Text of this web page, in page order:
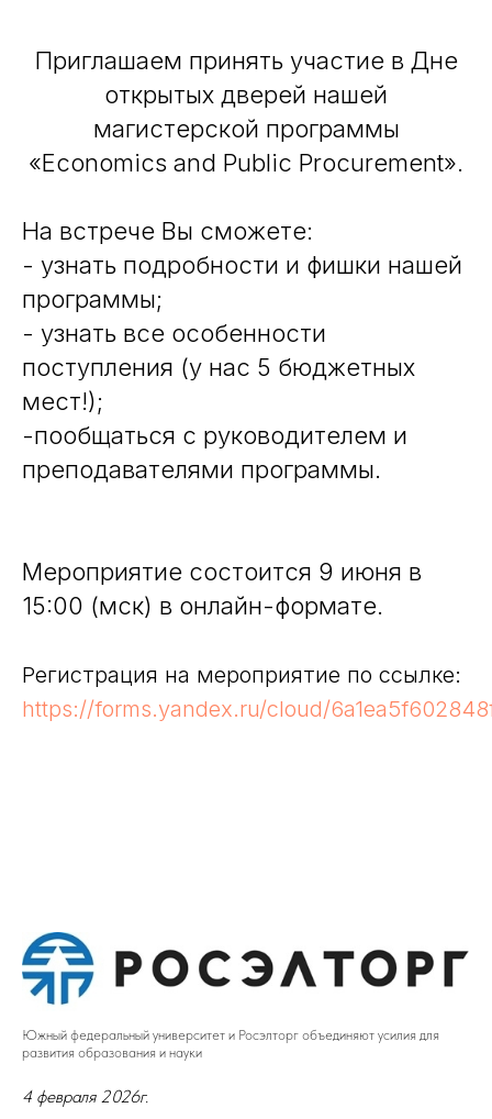
Приглашаем принять участие в Дне
открытых дверей нашей
магистерской программы
«Economics and Public Procurement».
На встрече Вы сможете:
- узнать подробности и фишки нашей
программы;
- узнать все особенности
поступления (у нас 5 бюджетных
мест!);
-пообщаться с руководителем и
преподавателями программы.
Мероприятие состоится 9 июня в
15:00 (мск) в онлайн-формате.
Регистрация на мероприятие по ссылке:
https://forms.yandex.ru/cloud/
Южный федеральный университет и Росэлторг объединяют усилия для
развития образования и науки
4 февраля 2026г.